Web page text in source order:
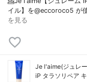
イル】を@eccoroco5 が
を見る
Je l'aime(ジュレ
iP タラソリペア